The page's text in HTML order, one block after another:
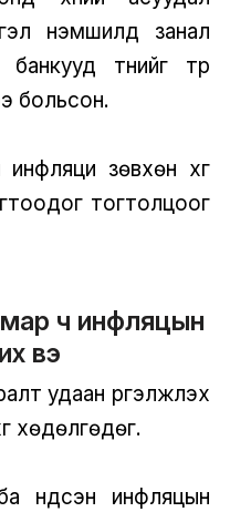
үнэмшилд занал
түүнийг түр
больсон.
зөвхөн хүүг
тогтолцоог
ч инфляцын
вэ
удаан үргэлжлэх
хөдөлгөдөг.
үндсэн инфляцын